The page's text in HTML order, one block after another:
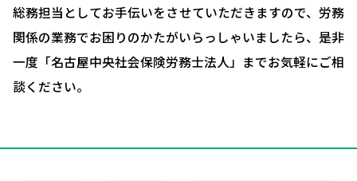
総務担当としてお手伝いをさせていただきますので、労務
関係の業務でお困りのかたがいらっしゃいましたら、是非
一度「名古屋中央社会保険労務士法人」までお気軽にご相
談ください。